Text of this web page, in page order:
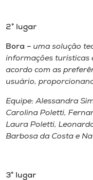
2° lugar
Bora – uma solução
informações turísticas
acordo com as
usuário,
Equipe: Alessandra
Carolina Poletti,
Laura Poletti,
Barbosa da Costa e
3° lugar